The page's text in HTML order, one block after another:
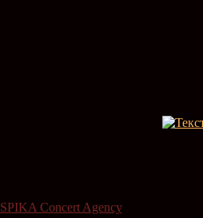
SPIKA Concert Agency